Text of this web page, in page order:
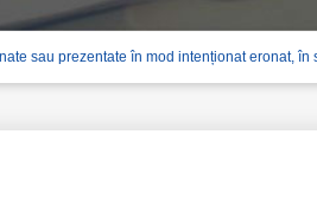
sau prezentate în mod intenționat eronat,